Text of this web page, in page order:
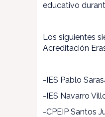
educativo
Los siguientes
Acreditación
-IES Pablo
-IES Navarro
-CPEIP Santos